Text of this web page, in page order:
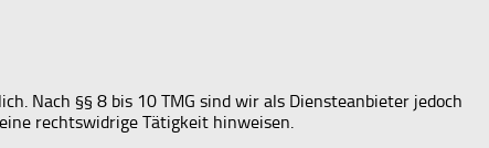
Nach §§ 8 bis 10 TMG sind wir als Diensteanbieter jedoch
rechtswidrige Tätigkeit hinweisen.